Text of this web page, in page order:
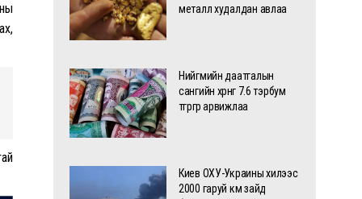
металл худалдан авлаа
Нийгмийн даатгалын
сангийн хөрөнгө 7.6 тэрбум
төгрөгөөр арвижлаа
Киев ОХУ-Украины хилээс
2000 гаруй км зайд